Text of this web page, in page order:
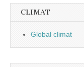
CLIMAT
Global climat